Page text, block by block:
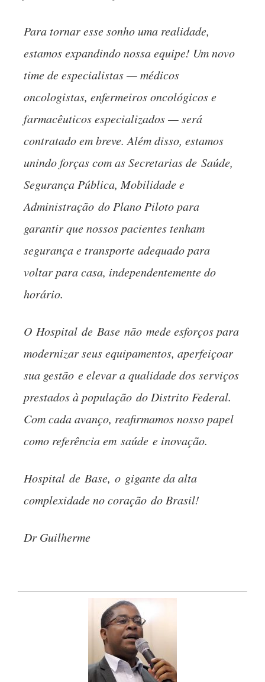
Para tornar esse sonho uma realidade,
estamos expandindo nossa equipe! Um novo
time de especialistas — médicos
oncologistas, enfermeiros oncológicos e
farmacêuticos especializados — será
contratado em breve. Além disso, estamos
unindo forças com as Secretarias de Saúde,
Segurança Pública, Mobilidade e
Administração do Plano Piloto para
garantir que nossos pacientes tenham
segurança e transporte adequado para
voltar para casa, independentemente do
horário.
O Hospital de Base não mede esforços para
modernizar seus equipamentos, aperfeiçoar
sua gestão e elevar a qualidade dos serviços
prestados à população do Distrito Federal.
Com cada avanço, reafirmamos nosso papel
como referência em saúde e inovação.
Hospital de Base, o gigante da alta
complexidade no coração do Brasil!
Dr Guilherme